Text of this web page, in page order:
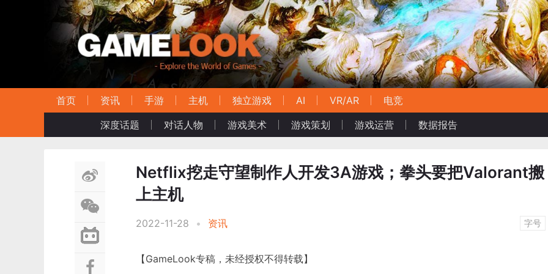
首页 资讯 手游 主机 独立游戏 AI VR/AR
电竞
深度话题
对话人物 游戏美术 游戏策划 游戏运营 数据报告
Netflix挖走守望制作人开发3A游戏；拳头要把Valorant搬
上主机
2022-11-28 • 资讯 字号
【GameLook专稿，未经授权不得转载】